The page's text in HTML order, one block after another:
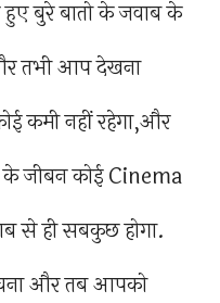
बुरे बातो के जवाब के
तभी आप देखना
कमी नहीं रहेगा,और
जीबन कोई Cinema
से ही सबकुछ होगा.
और तब आपको